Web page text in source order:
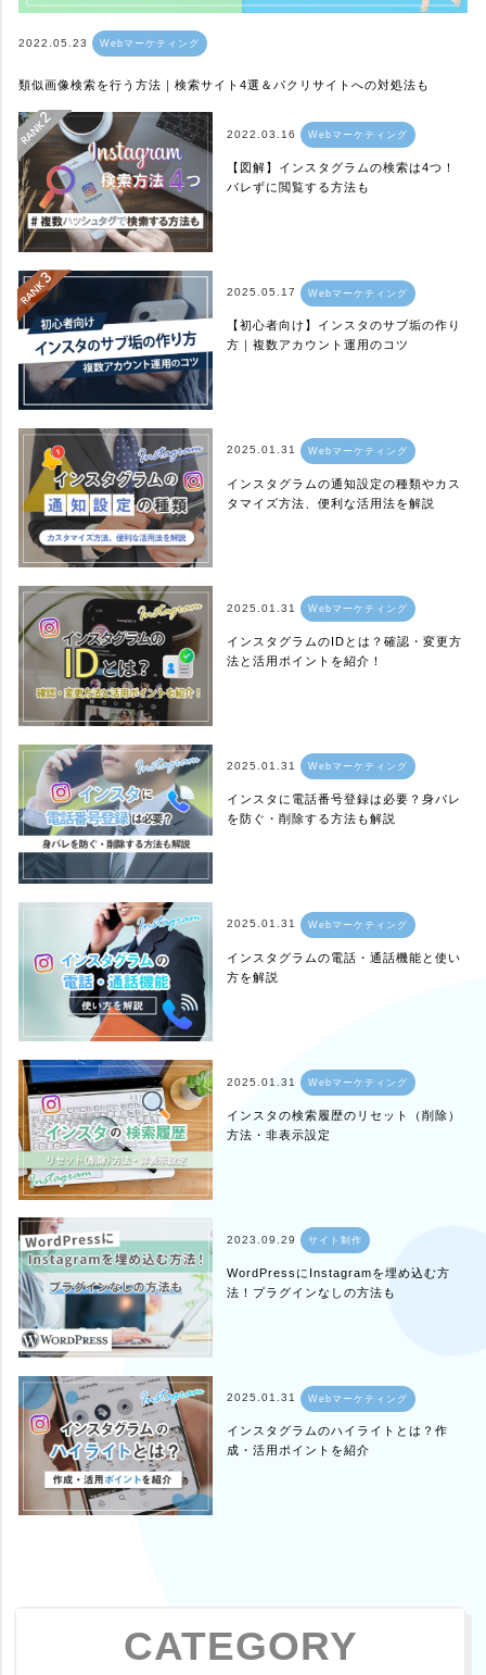
2022.05.23 Webマーケティング
類似画像検索を行う方法｜検索サイト4選＆パクリサイトへの対処法も
2022.03.16 Webマーケティング
【図解】インスタグラムの検索は4つ！
バレずに閲覧する方法も
2025.05.17 Webマーケティング
【初心者向け】インスタのサブ垢の作り
方｜複数アカウント運用のコツ
2025.01.31 Webマーケティング
インスタグラムの通知設定の種類やカス
タマイズ方法、便利な活用法を解説
2025.01.31 Webマーケティング
インスタグラムのIDとは？確認・変更方
法と活用ポイントを紹介！
2025.01.31 Webマーケティング
インスタに電話番号登録は必要？身バレ
を防ぐ・削除する方法も解説
2025.01.31 Webマーケティング
インスタグラムの電話・通話機能と使い
方を解説
2025.01.31 Webマーケティング
インスタの検索履歴のリセット（削除）
方法・非表示設定
2023.09.29 サイト制作
WordPressにInstagramを埋め込む方
法！プラグインなしの方法も
2025.01.31 Webマーケティング
インスタグラムのハイライトとは？作
成・活用ポイントを紹介
CATEGORY